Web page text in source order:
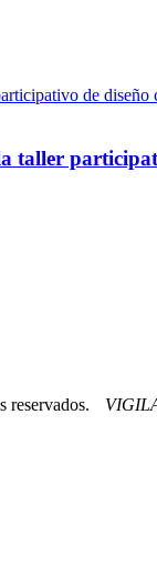
taller
reservados.